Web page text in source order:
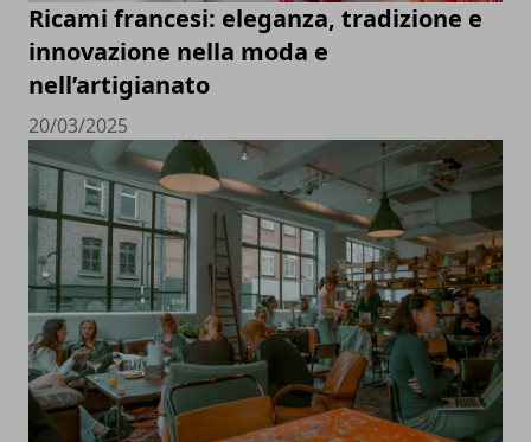
Ricami francesi: eleganza, tradizione e
innovazione nella moda e
nell’artigianato
20/03/2025